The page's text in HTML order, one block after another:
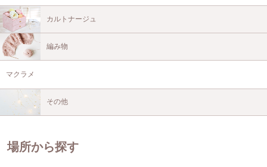
カルトナージュ
編み物
マクラメ
その他
場所から探す